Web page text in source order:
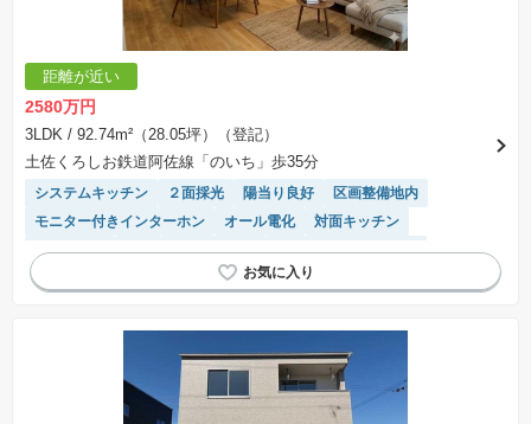
距離が近い
2580万円
3LDK / 92.74m²（28.05坪）（登記）
土佐くろしお鉄道阿佐線「のいち」歩35分
システムキッチン ２面採光 陽当り良好
区画整備地内
モニター付きインターホン
オール電化
対面キッチン
窓付き浴室
WIC 閑静な住宅地
IHクッキングヒーター
温水洗浄便座
トイレ2個以上